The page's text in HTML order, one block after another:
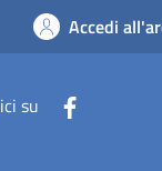
Accedi
su